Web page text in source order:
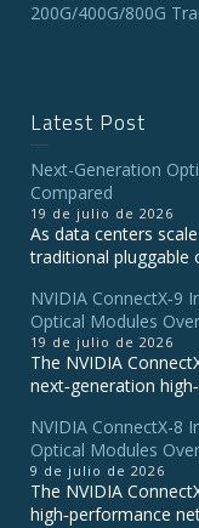
200G/400G/800G
Latest Post
Next-Generation
Compared
19 de julio de 2026
As data centers
traditional pluggable
NVIDIA ConnectX‑9
Optical Modules
19 de julio de 2026
The NVIDIA
next‑generation
NVIDIA ConnectX-8
Optical Modules
9 de julio de 2026
The NVIDIA
high‑performance